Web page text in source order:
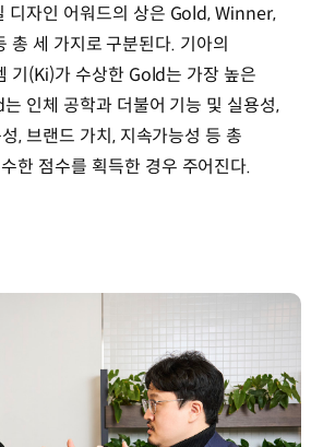
디자인 어워드의 상은 Gold, Winner,
세 가지로 구분된다. 기아의
기(Ki)가 수상한 Gold는 가장 높은
인체 공학과 더불어 기능 및 실용성,
, 브랜드 가치, 지속가능성 등 총
한 점수를 획득한 경우 주어진다.